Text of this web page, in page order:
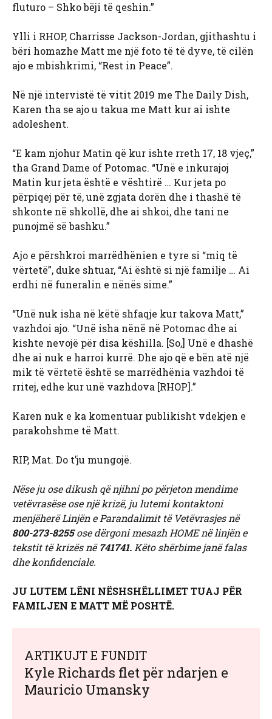
fluturo – Shko bëji të qeshin.”
Ylli i RHOP, Charrisse Jackson-Jordan, gjithashtu i
bëri homazhe Matt me një foto të të dyve, të cilën
ajo e mbishkrimi, “Rest in Peace”.
Në një intervistë të vitit 2019 me The Daily Dish,
Karen tha se ajo u takua me Matt kur ai ishte
adoleshent.
“E kam njohur Matin që kur ishte rreth 17, 18 vjeç,”
tha Grand Dame of Potomac. “Unë e inkurajoj
Matin kur jeta është e vështirë … Kur jeta po
përpiqej për të, unë zgjata dorën dhe i thashë të
shkonte në shkollë, dhe ai shkoi, dhe tani ne
punojmë së bashku.”
Ajo e përshkroi marrëdhënien e tyre si “miq të
vërtetë”, duke shtuar, “Ai është si një familje … Ai
erdhi në funeralin e nënës sime.”
“Unë nuk isha në këtë shfaqje kur takova Matt,”
vazhdoi ajo. “Unë isha nënë në Potomac dhe ai
kishte nevojë për disa këshilla. [So,] Unë e dhashë
dhe ai nuk e harroi kurrë. Dhe ajo që e bën atë një
mik të vërtetë është se marrëdhënia vazhdoi të
rritej, edhe kur unë vazhdova [RHOP].”
Karen nuk e ka komentuar publikisht vdekjen e
parakohshme të Matt.
RIP, Mat. Do t’ju mungojë.
Nëse ju ose dikush që njihni po përjeton mendime
vetëvrasëse ose një krizë, ju lutemi kontaktoni
menjëherë Linjën e Parandalimit të Vetëvrasjes në
800-273-8255ose dërgoni mesazh HOME në linjën e
tekstit të krizës në741741. Këto shërbime janë falas
dhe konfidenciale.
JU LUTEM LËNI NËSHSHËLLIMET TUAJ PËR
FAMILJEN E MATT MË POSHTË.
ARTIKUJT E FUNDIT
Kyle Richards flet për ndarjen e
Mauricio Umansky